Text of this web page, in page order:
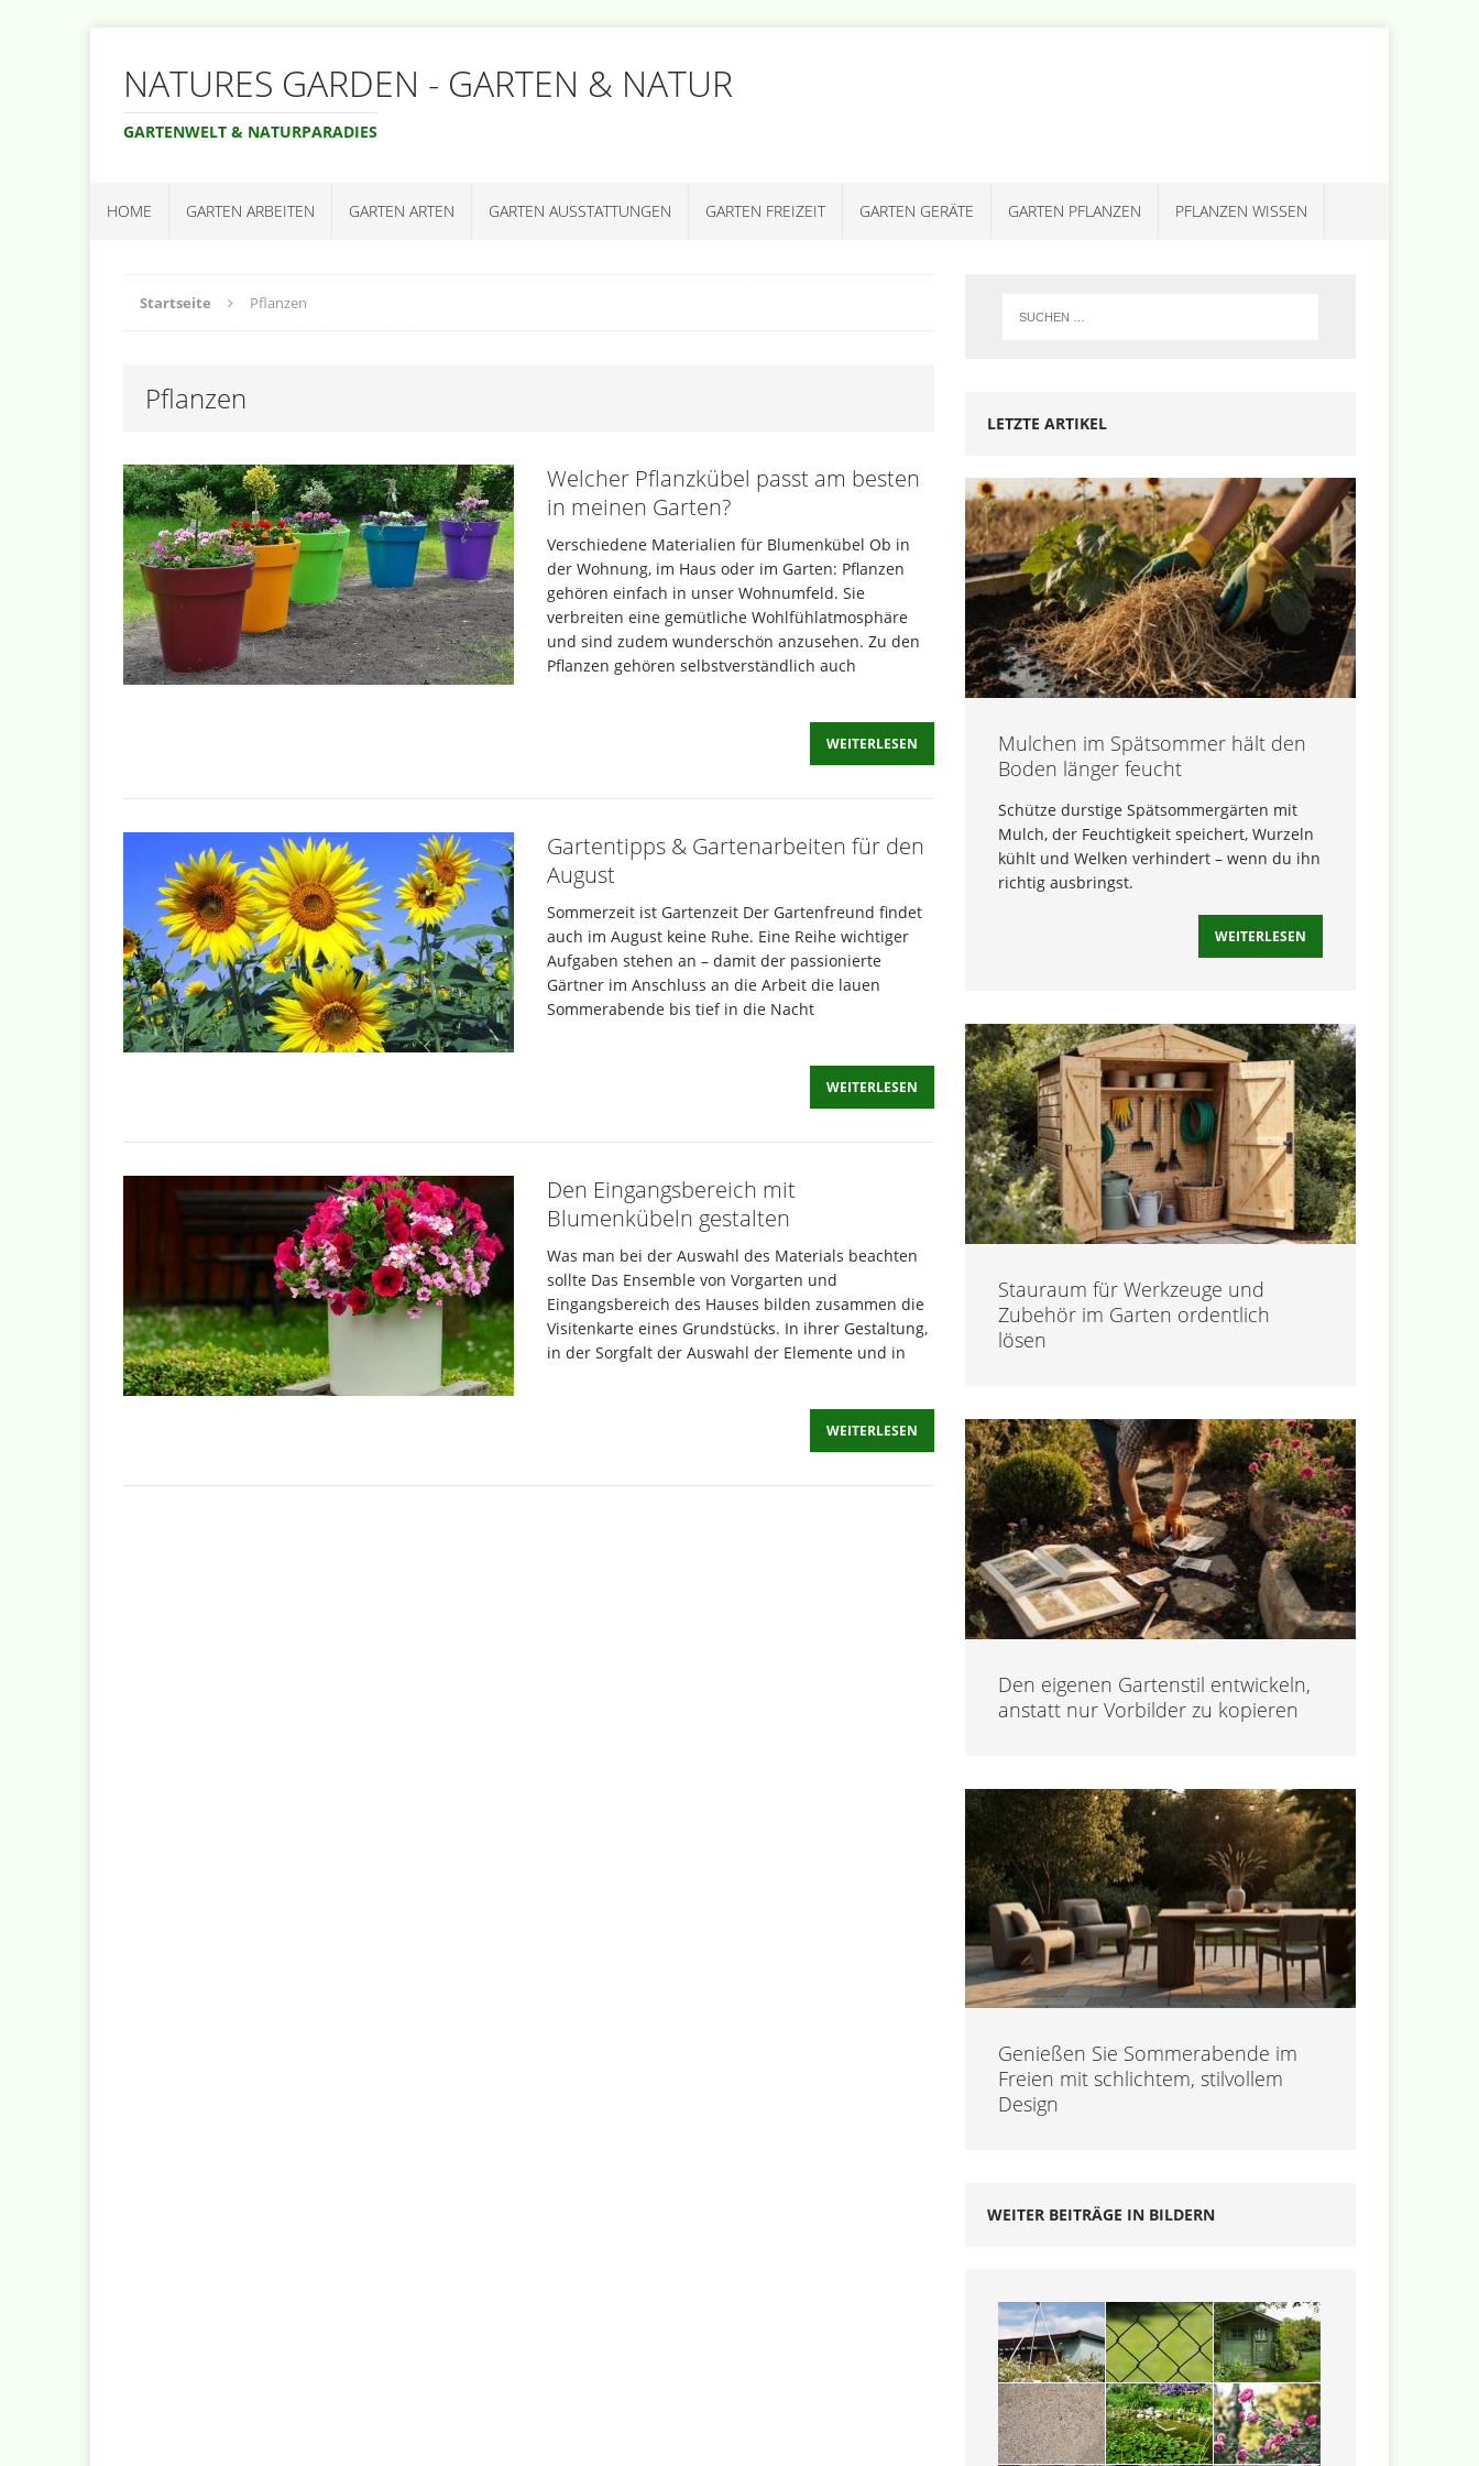
NATURES GARDEN - GARTEN & NATUR
GARTENWELT & NATURPARADIES
HOME GARTEN ARBEITEN GARTEN ARTEN GARTEN AUSSTATTUNGEN GARTEN FREIZEIT GARTEN GERÄTE GARTEN PFLANZEN PFLANZEN WISSEN
Startseite Pflanzen
Pflanzen
Welcher Pflanzkübel passt am besten
in meinen Garten?
Verschiedene Materialien für Blumenkübel Ob in
der Wohnung, im Haus oder im Garten: Pflanzen
gehören einfach in unser Wohnumfeld. Sie
verbreiten eine gemütliche Wohlfühlatmosphäre
und sind zudem wunderschön anzusehen. Zu den
Pflanzen gehören selbstverständlich auch
WEITERLESEN
Gartentipps & Gartenarbeiten für den
August
Sommerzeit ist Gartenzeit Der Gartenfreund findet
auch im August keine Ruhe. Eine Reihe wichtiger
Aufgaben stehen an – damit der passionierte
Gärtner im Anschluss an die Arbeit die lauen
Sommerabende bis tief in die Nacht
WEITERLESEN
Den Eingangsbereich mit
Blumenkübeln gestalten
Was man bei der Auswahl des Materials beachten
sollte Das Ensemble von Vorgarten und
Eingangsbereich des Hauses bilden zusammen die
Visitenkarte eines Grundstücks. In ihrer Gestaltung,
in der Sorgfalt der Auswahl der Elemente und in
WEITERLESEN
LETZTE ARTIKEL
Mulchen im Spätsommer hält den
Boden länger feucht
Schütze durstige Spätsommergärten mit
Mulch, der Feuchtigkeit speichert, Wurzeln
kühlt und Welken verhindert – wenn du ihn
richtig ausbringst.
WEITERLESEN
Stauraum für Werkzeuge und
Zubehör im Garten ordentlich
lösen
Den eigenen Gartenstil entwickeln,
anstatt nur Vorbilder zu kopieren
Genießen Sie Sommerabende im
Freien mit schlichtem, stilvollem
Design
WEITER BEITRÄGE IN BILDERN